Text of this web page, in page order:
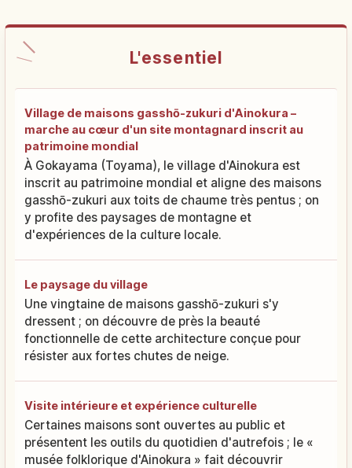
L'essentiel
Village de maisons gasshō-zukuri d'Ainokura –
marche au cœur d'un site montagnard inscrit au
patrimoine mondial
À Gokayama (Toyama), le village d'Ainokura est
inscrit au patrimoine mondial et aligne des maisons
gasshō-zukuri aux toits de chaume très pentus ; on
y profite des paysages de montagne et
d'expériences de la culture locale.
Le paysage du village
Une vingtaine de maisons gasshō-zukuri s'y
dressent ; on découvre de près la beauté
fonctionnelle de cette architecture conçue pour
résister aux fortes chutes de neige.
Visite intérieure et expérience culturelle
Certaines maisons sont ouvertes au public et
présentent les outils du quotidien d'autrefois ; le «
musée folklorique d'Ainokura » fait découvrir